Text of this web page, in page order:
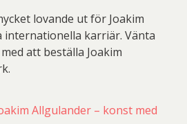
lovande ut för Joakim
karriär. Vänta
att beställa Joakim
Allgulander – konst med